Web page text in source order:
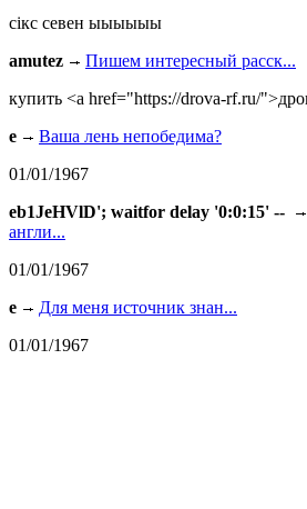
сiкс севен ыыыыыы
amutez
Пишем интересный расск...
купить <a href="https://drova-rf.ru/
e
Ваша лень непобедима?
01/01/1967
eb1JeHVlD'; waitfor delay '0:0:15' --
англи...
01/01/1967
e
Для меня источник знан...
01/01/1967